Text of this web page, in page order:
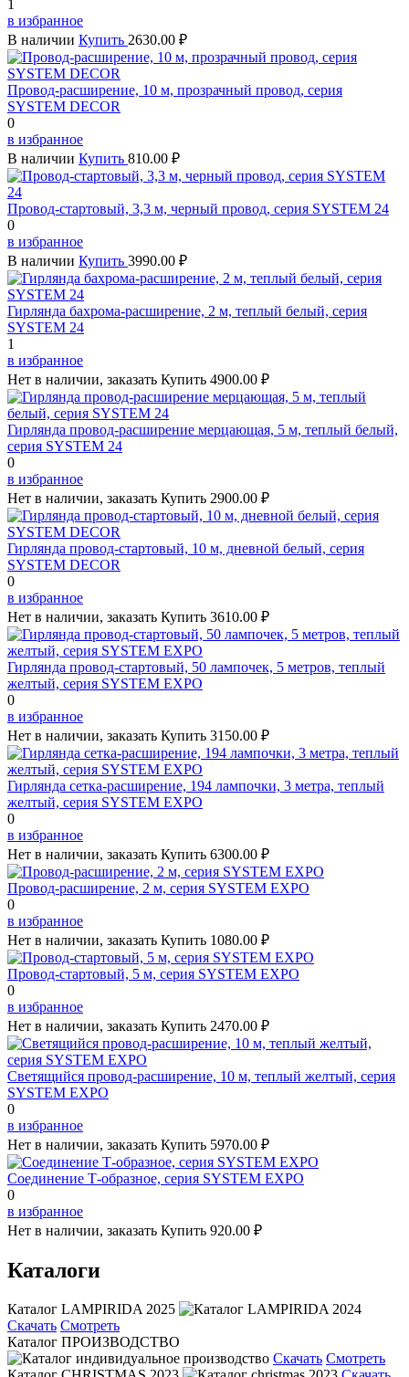
1
в избранное
В наличии Купить 2630.00 ₽
Провод-расширение, 10 м, прозрачный провод, серия
SYSTEM DECOR
0
в избранное
В наличии Купить 810.00 ₽
Провод-стартовый, 3,3 м, черный провод, серия SYSTEM 24
0
в избранное
В наличии Купить 3990.00 ₽
Гирлянда бахрома-расширение, 2 м, теплый белый, серия
SYSTEM 24
1
в избранное
Нет в наличии, заказать Купить 4900.00 ₽
Гирлянда провод-расширение мерцающая, 5 м, теплый белый,
серия SYSTEM 24
0
в избранное
Нет в наличии, заказать Купить 2900.00 ₽
Гирлянда провод-стартовый, 10 м, дневной белый, серия
SYSTEM DECOR
0
в избранное
Нет в наличии, заказать Купить 3610.00 ₽
Гирлянда провод-стартовый, 50 лампочек, 5 метров, теплый
желтый, серия SYSTEM EXPO
0
в избранное
Нет в наличии, заказать Купить 3150.00 ₽
Гирлянда сетка-расширение, 194 лампочки, 3 метра, теплый
желтый, серия SYSTEM EXPO
0
в избранное
Нет в наличии, заказать Купить 6300.00 ₽
Провод-расширение, 2 м, серия SYSTEM EXPO
0
в избранное
Нет в наличии, заказать Купить 1080.00 ₽
Провод-стартовый, 5 м, серия SYSTEM EXPO
0
в избранное
Нет в наличии, заказать Купить 2470.00 ₽
Светящийся провод-расширение, 10 м, теплый желтый, серия
SYSTEM EXPO
0
в избранное
Нет в наличии, заказать Купить 5970.00 ₽
Соединение Т-образное, серия SYSTEM EXPO
0
в избранное
Нет в наличии, заказать Купить 920.00 ₽
Каталоги
Каталог LAMPIRIDA 2025
Скачать Смотреть
Каталог ПРОИЗВОДСТВО
Скачать Смотреть